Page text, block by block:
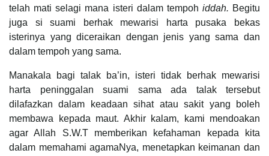
telah mati selagi mana isteri dalam tempoh iddah. Begitu
juga si suami berhak mewarisi harta pusaka bekas
isterinya yang diceraikan dengan jenis yang sama dan
dalam tempoh yang sama.
Manakala bagi talak ba’in, isteri tidak berhak mewarisi
harta peninggalan suami sama ada talak tersebut
dilafazkan dalam keadaan sihat atau sakit yang boleh
membawa kepada maut. Akhir kalam, kami mendoakan
agar Allah S.W.T memberikan kefahaman kepada kita
dalam memahami agamaNya, menetapkan keimanan dan